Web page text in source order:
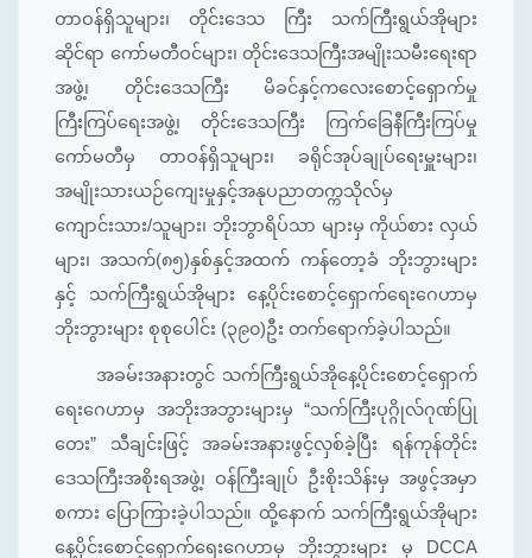
တာဝန်ရှိသူများ၊ တိုင်းဒေသ ကြီး သက်ကြီးရွယ်အိုများ
ဆိုင်ရာ ကော်မတီဝင်များ၊ တိုင်းဒေသကြီးအမျိုးသမီးရေးရာ
အဖွဲ့၊ တိုင်းဒေသကြီး မိခင်နှင့်ကလေးစောင့်ရှောက်မှု
ကြီးကြပ်ရေးအဖွဲ့၊ တိုင်းဒေသကြီး ကြက်ခြေနီကြီးကြပ်မှု
ကော်မတီမှ တာဝန်ရှိသူများ၊ ခရိုင်အုပ်ချုပ်ရေးမှူးများ၊
အမျိုးသားယဉ်ကျေးမှုနှင့်အနုပညာတက္ကသိုလ်မှ
ကျောင်းသား/သူများ၊ ဘိုးဘွာရိပ်သာ များမှ ကိုယ်စား လှယ်
များ၊ အသက်(၈၅)နှစ်နှင့်အထက် ကန်တော့ခံ ဘိုးဘွားများ
နှင့် သက်ကြီးရွယ်အိုများ နေ့ပိုင်းစောင့်ရှောက်ရေးဂေဟာမှ
ဘိုးဘွားများ စုစုပေါင်း (၃၉၀)ဦး တက်ရောက်ခဲ့ပါသည်။
အခမ်းအနားတွင် သက်ကြီးရွယ်အိုနေ့ပိုင်းစောင့်ရှောက်
ရေးဂေဟာမှ အဘိုးအဘွားများမှ “သက်ကြီးပုဂ္ဂိုလ်ဂုဏ်ပြု
တေး” သီချင်းဖြင့် အခမ်းအနားဖွင့်လှစ်ခဲ့ပြီး ရန်ကုန်တိုင်း
ဒေသကြီးအစိုးရအဖွဲ့၊ ဝန်ကြီးချုပ် ဦးစိုးသိန်းမှ အဖွင့်အမှာ
စကား ပြောကြားခဲ့ပါသည်။ ထို့နောက် သက်ကြီးရွယ်အိုများ
နေ့ပိုင်းစောင့်ရှောက်ရေးဂေဟာမှ ဘိုးဘွားများ မှ DCCA